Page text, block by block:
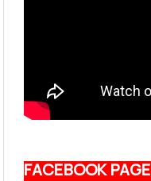
FACEBOOK PAGE